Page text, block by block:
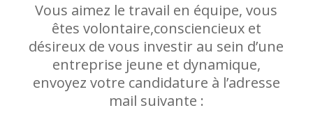
Vous aimez le travail en équipe, vous
êtes volontaire,consciencieux et
désireux de vous investir au sein d’une
entreprise jeune et dynamique,
envoyez votre candidature à l’adresse
mail suivante :